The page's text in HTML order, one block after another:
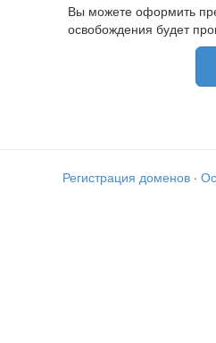
Вы можете оформить
освобождения будет
Регистрация доменов ·